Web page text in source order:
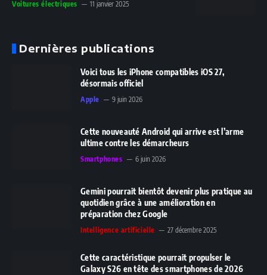
Voitures électriques 11 janvier 2025
Dernières publications
Voici tous les iPhone compatibles iOS 27,
désormais officiel
Apple 9 juin 2026
Cette nouveauté Android qui arrive est l’arme
ultime contre les démarcheurs
Smartphones 6 juin 2026
Gemini pourrait bientôt devenir plus pratique au
quotidien grâce à une amélioration en
préparation chez Google
Intelligence artificielle 27 décembre 2025
Cette caractéristique pourrait propulser le
Galaxy S26 en tête des smartphones de 2026